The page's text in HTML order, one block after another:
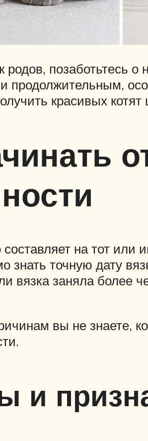
родов,
продолжительным,
красивых
составляет на тот
знать точную дату
вязка заняла более
вы не знаете,
и